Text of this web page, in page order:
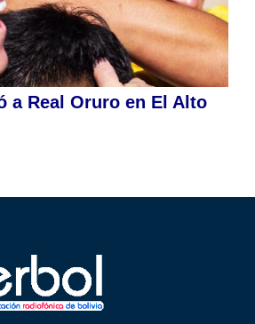
a Real Oruro en El Alto